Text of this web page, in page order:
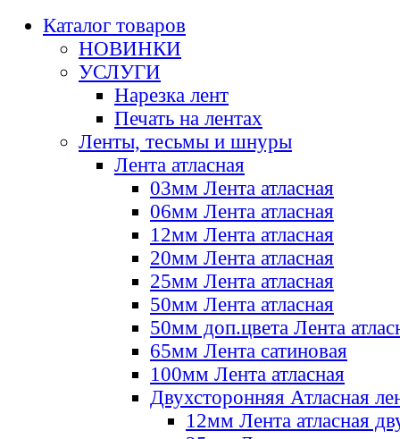
Каталог товаров
НОВИНКИ
УСЛУГИ
Нарезка лент
Печать на лентах
Ленты, тесьмы и шнуры
Лента атласная
03мм Лента атласная
06мм Лента атласная
12мм Лента атласная
20мм Лента атласная
25мм Лента атласная
50мм Лента атласная
50мм доп.цвета Лента
65мм Лента сатиновая
100мм Лента атласная
Двухсторонняя Атласная
12мм Лента атласная